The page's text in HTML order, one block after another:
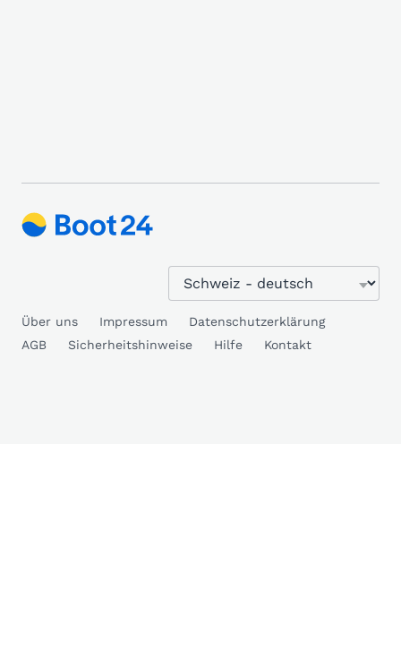
Über uns Impressum
Datenschutzerklärung
AGB
Sicherheitshinweise Hilfe Kontakt